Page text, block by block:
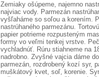
Zemiaky ošúpeme, najemno
najviac vody. Parmezán
vyšľaháme so soľou a korením.
nastrúhaného parmezánu.
papier potrieme rozpusteným
formy vo veľmi tenkej vrstve.
vychladnúť. Rúru stiahneme na
nadrobno. Zvyšné vajcia dáme
parmezán, rozdrobený kozí syr,
muškátový kvet, soľ, korenie.